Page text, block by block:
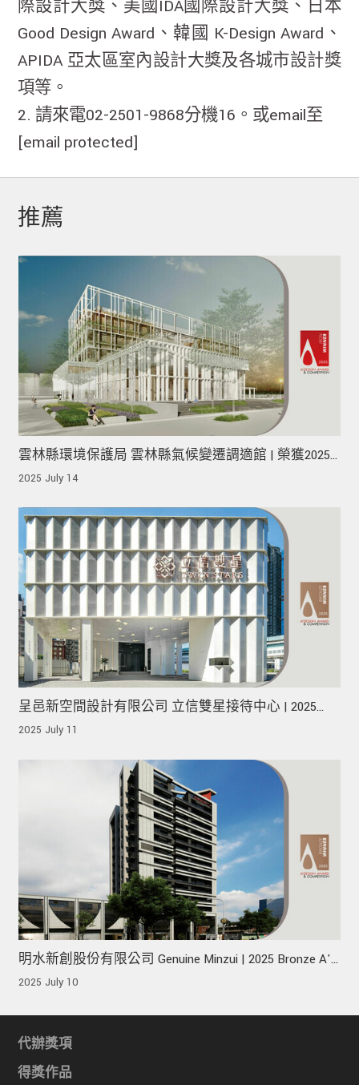
際設計大獎、美國IDA國際設計大獎、日本
Good Design Award、韓國 K-Design Award、
APIDA 亞太區室內設計大獎及各城市設計獎
項等。
2. 請來電02-2501-9868分機16。或email至
[email protected]
推薦
雲林縣環境保護局 雲林縣氣候變遷調適館 | 榮獲2025
A' Design Award Iron Winner !
2025 July 14
呈邑新空間設計有限公司 立信雙星接待中心 | 2025
Bronze A' Design Award 榮獲銅獎!
2025 July 11
明水新創股份有限公司 Genuine Minzui | 2025 Bronze A'
Design Award 榮獲銅獎!
2025 July 10
代辦獎項
得獎作品